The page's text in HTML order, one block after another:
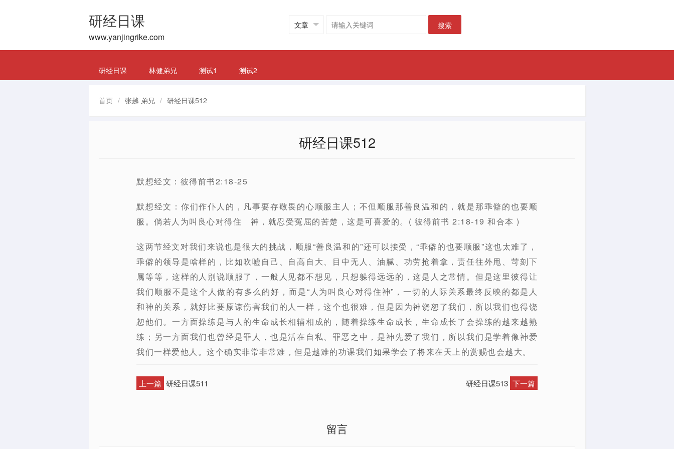
研经日课
www.yanjingrike.com
搜索
研经日课 林健弟兄 测试1 测试2
首页 / 张越 弟兄 / 研经日课512
研经日课512
默想经文：彼得前书2:18-25
默想经文：你们作仆人的，凡事要存敬畏的心顺服主人；不但顺服那善良温和的，就是那乖僻的也要顺
服。倘若人为叫良心对得住 神，就忍受冤屈的苦楚，这是可喜爱的。( 彼得前书 2:18-19 和合本 )
这两节经文对我们来说也是很大的挑战，顺服“善良温和的”还可以接受，“乖僻的也要顺服”这也太难了，
乖僻的领导是啥样的，比如吹嘘自己、自高自大、目中无人、油腻、功劳抢着拿，责任往外甩、苛刻下
属等等，这样的人别说顺服了，一般人见都不想见，只想躲得远远的，这是人之常情。但是这里彼得让
我们顺服不是这个人做的有多么的好，而是“人为叫良心对得住神”，一切的人际关系最终反映的都是人
和神的关系，就好比要原谅伤害我们的人一样，这个也很难，但是因为神饶恕了我们，所以我们也得饶
恕他们。一方面操练是与人的生命成长相辅相成的，随着操练生命成长，生命成长了会操练的越来越熟
练；另一方面我们也曾经是罪人，也是活在自私、罪恶之中，是神先爱了我们，所以我们是学着像神爱
我们一样爱他人。这个确实非常非常难，但是越难的功课我们如果学会了将来在天上的赏赐也会越大。
上一篇 研经日课511 研经日课513 下一篇
留言